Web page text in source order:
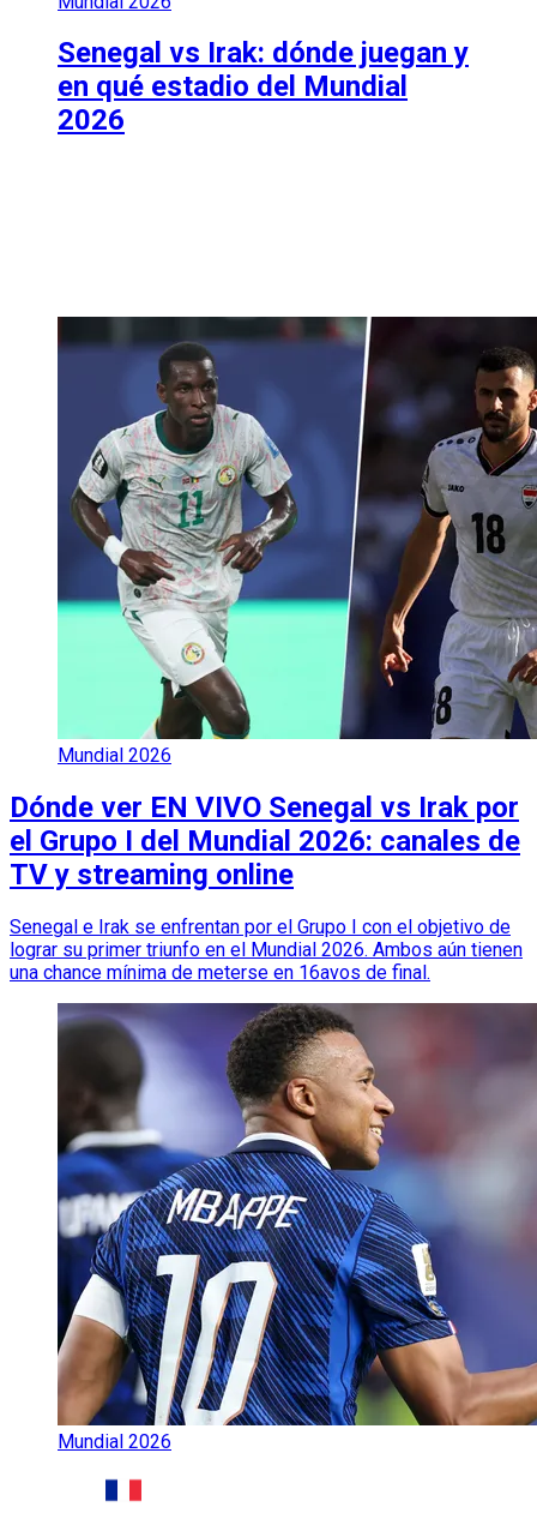
Senegal vs Irak: dónde juegan y
en qué estadio del Mundial
2026
Mundial 2026
Dónde ver EN VIVO Senegal vs Irak por
el Grupo I del Mundial 2026: canales de
TV y streaming online
Senegal e Irak se enfrentan por el Grupo I con el objetivo de
lograr su primer triunfo en el Mundial 2026. Ambos aún tienen
una chance mínima de meterse en 16avos de final.
Mundial 2026